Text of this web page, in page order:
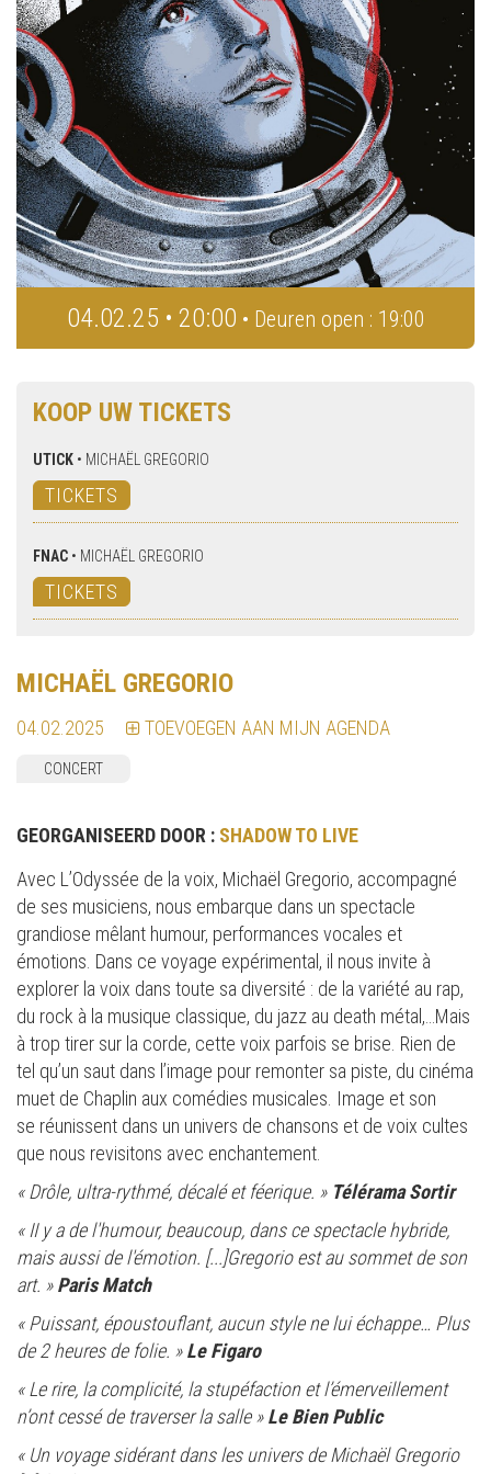
04.02.25 • 20:00 • Deuren open : 19:00
KOOP UW TICKETS
UTICK • MICHAËL GREGORIO
TICKETS
FNAC • MICHAËL GREGORIO
TICKETS
MICHAËL GREGORIO
04.02.2025 TOEVOEGEN AAN MIJN AGENDA
CONCERT
GEORGANISEERD DOOR : SHADOW TO LIVE
Avec L’Odyssée de la voix, Michaël Gregorio, accompagné
de ses musiciens, nous embarque dans un spectacle
grandiose mêlant humour, performances vocales et
émotions. Dans ce voyage expérimental, il nous invite à
explorer la voix dans toute sa diversité : de la variété au rap,
du rock à la musique classique, du jazz au death métal,…Mais
à trop tirer sur la corde, cette voix parfois se brise. Rien de
tel qu’un saut dans l’image pour remonter sa piste, du cinéma
muet de Chaplin aux comédies musicales. Image et son
se réunissent dans un univers de chansons et de voix cultes
que nous revisitons avec enchantement.
« Drôle, ultra-rythmé, décalé et féerique. » Télérama Sortir
« II y a de l'humour, beaucoup, dans ce spectacle hybride,
mais aussi de l'émotion. [...]Gregorio est au sommet de son
art. »Paris Match
« Puissant, époustouflant, aucun style ne lui échappe… Plus
de 2 heures de folie. »Le Figaro
« Le rire, la complicité, la stupéfaction et l’émerveillement
n’ont cessé de traverser la salle »Le Bien Public
« Un voyage sidérant dans les univers de Michaël Gregorio